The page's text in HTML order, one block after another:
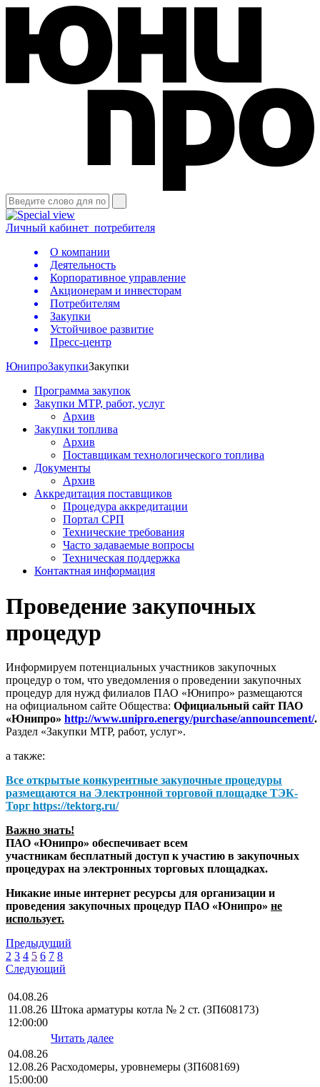
Личный кабинет потребителя
О компании
Деятельность
Корпоративное управление
Акционерам и инвесторам
Потребителям
Закупки
Устойчивое развитие
Пресс-центр
ЮнипроЗакупкиЗакупки
Программа закупок
Закупки МТР, работ, услуг
Архив
Закупки топлива
Архив
Поставщикам технологического топлива
Документы
Архив
Аккредитация поставщиков
Процедура аккредитации
Портал СРП
Технические требования
Часто задаваемые вопросы
Техническая поддержка
Контактная информация
Проведение закупочных
процедур
Информируем потенциальных участников закупочных
процедур о том, что уведомления о проведении закупочных
процедур для нужд филиалов ПАО «Юнипро» размещаются
на официальном сайте Общества: Официальный сайт ПАО
«Юнипро» http://www.unipro.energy/purchase/announcement/.
Раздел «Закупки МТР, работ, услуг».
а также:
Все открытые конкурентные закупочные процедуры
размещаются на Электронной торговой площадке ТЭК-
Торг https://tektorg.ru/
Важно знать!
ПАО «Юнипро» обеспечивает всем
участникам бесплатный доступ к участию в закупочных
процедурах на электронных торговых площадках.
Никакие иные интернет ресурсы для организации и
проведения закупочных процедур ПАО «Юнипро» не
использует.
Предыдущий
2 3 4 5 6 7 8
Следующий
04.08.26
11.08.26
12:00:00
Штока арматуры котла № 2 ст. (ЗП608173)
Читать далее
04.08.26
12.08.26
15:00:00
Расходомеры, уровнемеры (ЗП608169)